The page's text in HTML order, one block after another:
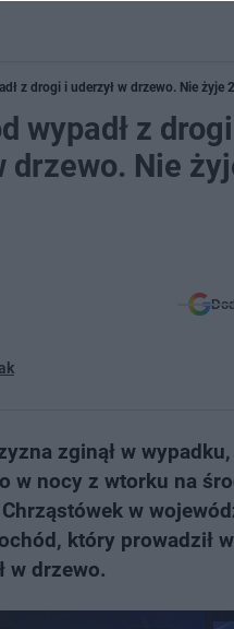
z drogi i uderzył w drzewo. Nie żyje
wypadł z
drzewo. Nie
zginął w
w nocy z wtorku na
w
który prowadził
w drzewo.